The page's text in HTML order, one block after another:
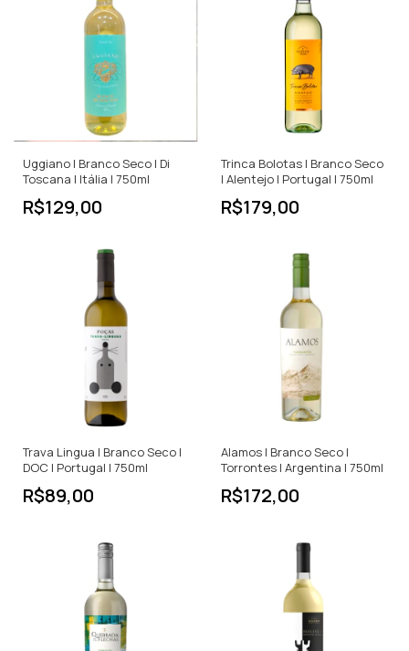
Uggiano | Branco Seco | Di
Toscana | Itália | 750ml
R$129,00
Trinca Bolotas | Branco Seco
| Alentejo | Portugal | 750ml
R$179,00
Trava Lingua | Branco Seco |
DOC | Portugal | 750ml
R$89,00
Alamos | Branco Seco |
Torrontes | Argentina | 750ml
R$172,00